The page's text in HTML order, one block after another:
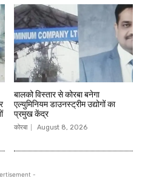
बालको विस्तार से कोरबा बनेगा
एल्युमिनियम डाउनस्ट्रीम उद्योगों का
प्रमुख केंद्र
कोरबा August 8, 2026
-